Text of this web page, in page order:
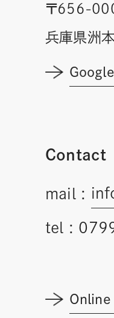
〒656-
兵庫県洲
Contact
mail :
tel :
Online